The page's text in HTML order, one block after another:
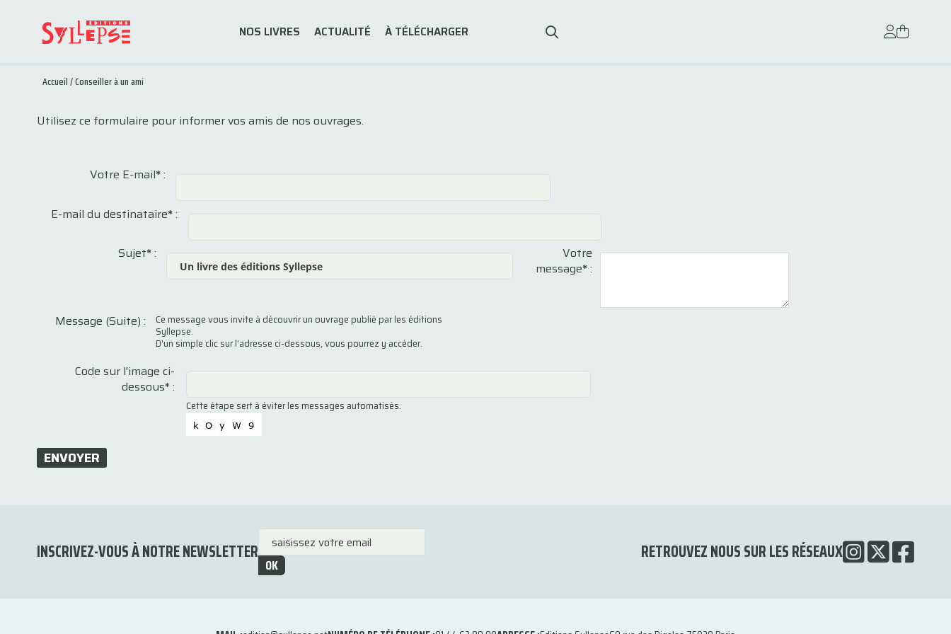
NOS LIVRES ACTUALITÉ À TÉLÉCHARGER
Accueil/Conseiller à un ami
Utilisez ce formulaire pour informer vos amis de nos ouvrages.
Votre E-mail*:
E-mail du destinataire*:
Sujet*:
Votre
message*:
Message (Suite) :
Ce message vous invite à découvrir un ouvrage publié par les éditions
Syllepse.
D'un simple clic sur l'adresse ci-dessous, vous pourrez y accéder.
Code sur l'image ci-
dessous* :
Cette étape sert à éviter les messages automatisés.
ENVOYER
INSCRIVEZ-VOUS À NOTRE NEWSLETTER
OK
RETROUVEZ NOUS SUR LES RÉSEAUX